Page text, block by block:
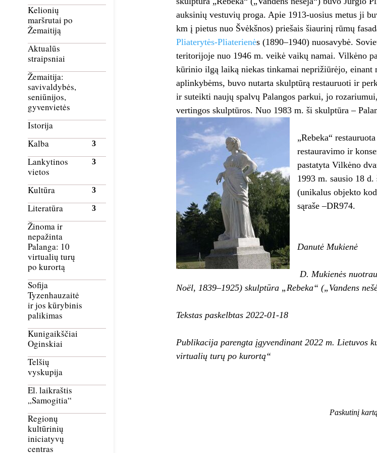
Kelionių
maršrutai po
Žemaitiją
Aktualūs
straipsniai
Žemaitija:
savivaldybės,
seniūnijos,
gyvenvietės
Istorija
Kalba
Lankytinos
vietos
Kultūra
Literatūra
Žinoma ir
nepažinta
Palanga: 10
virtualių turų
po kurortą
Sofija
Tyzenhauzaitė
ir jos kūrybinis
palikimas
Kunigaikščiai
Oginskiai
Telšių
vyskupija
El. laikraštis
„Samogitia“
Regionų
kultūrinių
iniciatyvų
centras
auksinių vestuvių proga. Apie 1913-uosius metus ji
km į pietus nuo Švėkšnos) priešais šiaurinį rūmų
Pliaterytės-Pliaterienės (1890–1940) nuosavybė.
teritorijoje nuo 1946 m. veikė vaikų namai. Vilkėno
kūrinio ilgą laiką niekas tinkamai neprižiūrėjo, einant
aplinkybėms, buvo nutarta skulptūrą res­tauruoti ir
ir suteikti naujų spalvų Palangos parkui, jo
vertingos skulptūros. Nuo 1983 m. ši skulptūra –
„Rebeka“
restauravimo ir
pastatyta Vilkė­no
1993 m. sausio 18
(unikalus objekto
sąraše –DR974.
Danutė Mukienė
D. Mukienės
Noël, 1839–1925) skulptūra „Rebeka“ („Vandens
Tekstas paskelbtas 2022-01-18
Publikacija parengta įgyvendinant 2022 m. Lietuvos
virtualių turų po kurortą“
Paskutinį